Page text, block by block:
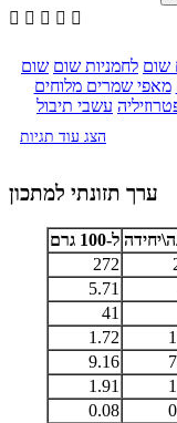
    
שום לחמניות שום שום
מאפי שמרים מלוחים
עשבי תיבול
הצג עוד תגיות
ערך תזונתי למתכון
ל-100 גרם
272
5.71
41
1.72
9.16
1.91
0.08